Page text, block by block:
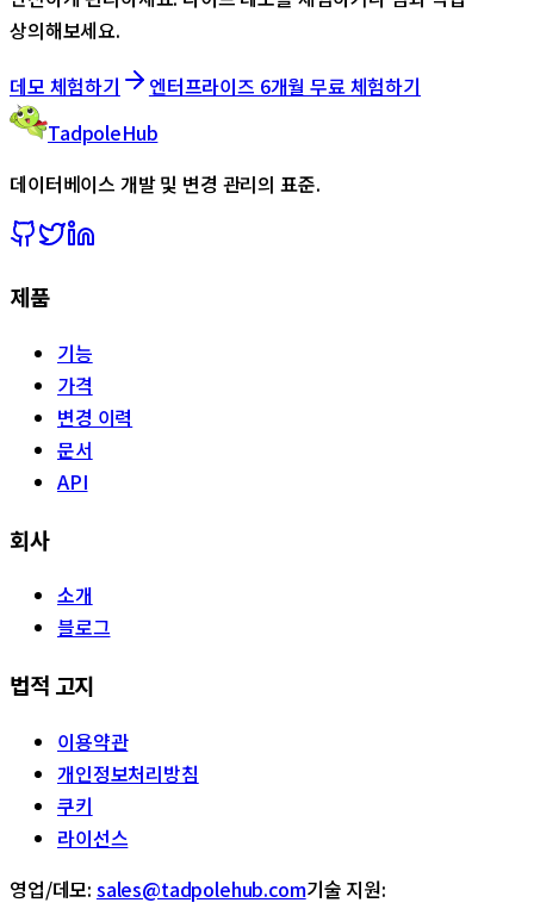
상의해보세요.
데모 체험하기
엔터프라이즈 6개월 무료 체험하기
TadpoleHub
데이터베이스 개발 및 변경 관리의 표준.
제품
기능
가격
변경 이력
문서
API
회사
소개
블로그
법적 고지
이용약관
개인정보처리방침
쿠키
라이선스
영업/데모: sales@tadpolehub.com기술 지원: